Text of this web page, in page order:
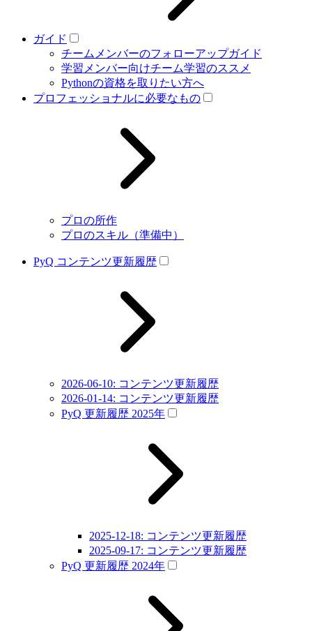
ガイド
チームメンバーのフォローアップガイド
学習メンバー向けチーム学習のススメ
Pythonの資格を取りたい方へ
プロフェッショナルに必要なもの
プロの所作
プロのスキル（準備中）
PyQ コンテンツ更新履歴
2026-06-10: コンテンツ更新履歴
2026-01-14: コンテンツ更新履歴
PyQ 更新履歴 2025年
2025-12-18: コンテンツ更新履歴
2025-09-17: コンテンツ更新履歴
PyQ 更新履歴 2024年